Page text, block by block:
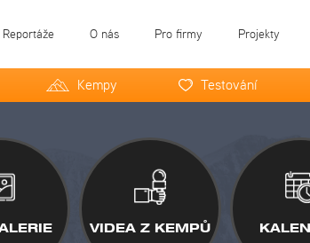
O nás Pro firmy Projekty
Kempy Testování
VIDEA Z KEMPŮ